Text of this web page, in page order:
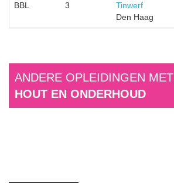
BBL 3
Tinwerf
Den Haag
ANDERE OPLEIDINGEN MET
HOUT EN ONDERHOUD